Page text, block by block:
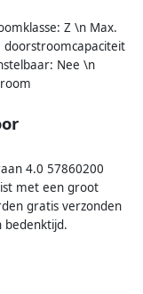
Z \n Max.
Nee \n
4.0 57860200
met een groot
gratis verzonden
bedenktijd.